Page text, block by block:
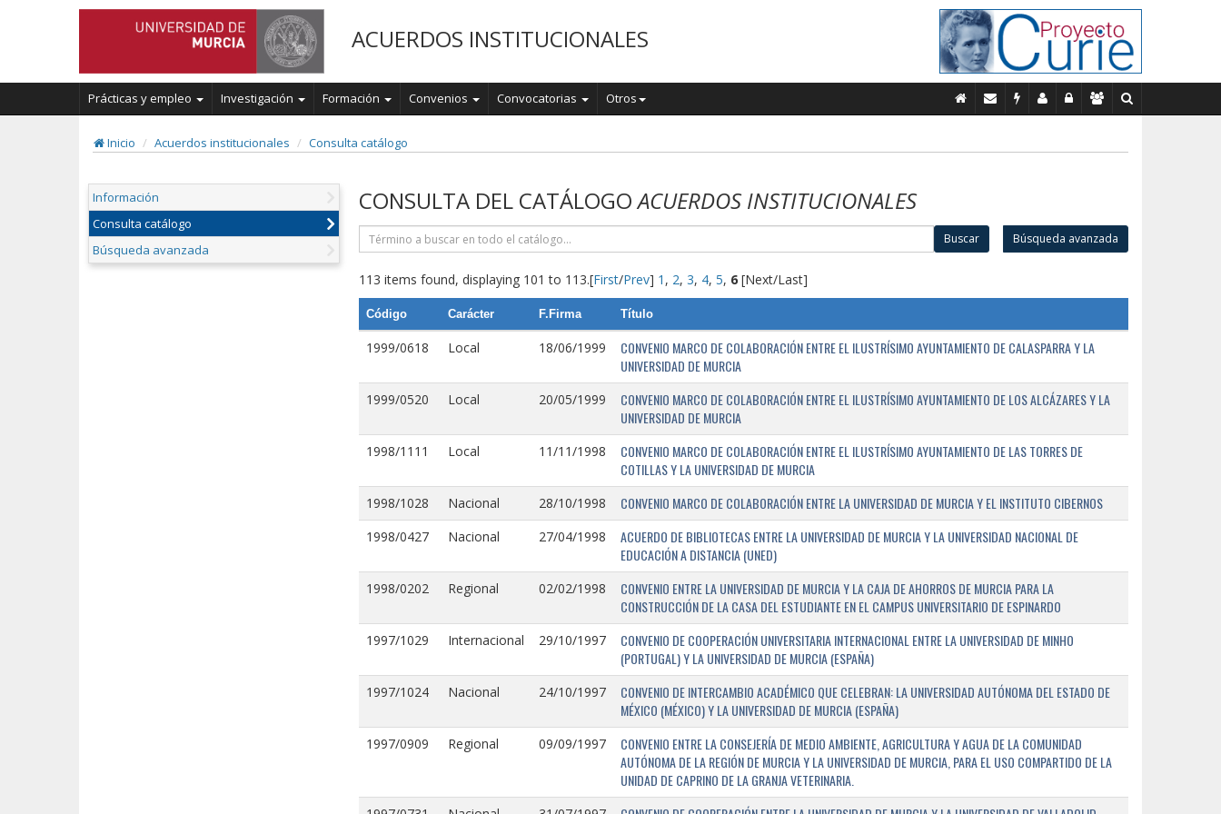
ACUERDOS INSTITUCIONALES
Prácticas y empleo Investigación Formación Convenios Convocatorias Otros
Inicio Acuerdos institucionales Consulta catálogo
Información
Consulta catálogo
Búsqueda avanzada
CONSULTA DEL CATÁLOGOACUERDOS INSTITUCIONALES
Buscar Búsqueda avanzada
113 items found, displaying 101 to 113.[First/Prev] 1 , 2, 3, 4, 5, 6[Next/Last]
Código Carácter F.Firma Título
1999/0618 Local 18/06/1999
CONVENIO MARCO DE COLABORACIÓN ENTRE EL ILUSTRÍSIMO AYUNTAMIENTO DE CALASPARRA Y LA
UNIVERSIDAD DE MURCIA
1999/0520 Local 20/05/1999
CONVENIO MARCO DE COLABORACIÓN ENTRE EL ILUSTRÍSIMO AYUNTAMIENTO DE LOS ALCÁZARES Y LA
UNIVERSIDAD DE MURCIA
1998/1111 Local 11/11/1998
CONVENIO MARCO DE COLABORACIÓN ENTRE EL ILUSTRÍSIMO AYUNTAMIENTO DE LAS TORRES DE
COTILLAS Y LA UNIVERSIDAD DE MURCIA
1998/1028 Nacional 28/10/1998 CONVENIO MARCO DE COLABORACIÓN ENTRE LA UNIVERSIDAD DE MURCIA Y EL INSTITUTO CIBERNOS
1998/0427 Nacional 27/04/1998
ACUERDO DE BIBLIOTECAS ENTRE LA UNIVERSIDAD DE MURCIA Y LA UNIVERSIDAD NACIONAL DE
EDUCACIÓN A DISTANCIA (UNED)
1998/0202 Regional 02/02/1998
CONVENIO ENTRE LA UNIVERSIDAD DE MURCIA Y LA CAJA DE AHORROS DE MURCIA PARA LA
CONSTRUCCIÓN DE LA CASA DEL ESTUDIANTE EN EL CAMPUS UNIVERSITARIO DE ESPINARDO
1997/1029 Internacional 29/10/1997
CONVENIO DE COOPERACIÓN UNIVERSITARIA INTERNACIONAL ENTRE LA UNIVERSIDAD DE MINHO
(PORTUGAL) Y LA UNIVERSIDAD DE MURCIA (ESPAÑA)
1997/1024 Nacional 24/10/1997
CONVENIO DE INTERCAMBIO ACADÉMICO QUE CELEBRAN: LA UNIVERSIDAD AUTÓNOMA DEL ESTADO DE
MÉXICO (MÉXICO) Y LA UNIVERSIDAD DE MURCIA (ESPAÑA)
1997/0909 Regional 09/09/1997
CONVENIO ENTRE LA CONSEJERÍA DE MEDIO AMBIENTE, AGRICULTURA Y AGUA DE LA COMUNIDAD
AUTÓNOMA DE LA REGIÓN DE MURCIA Y LA UNIVERSIDAD DE MURCIA, PARA EL USO COMPARTIDO DE LA
UNIDAD DE CAPRINO DE LA GRANJA VETERINARIA.